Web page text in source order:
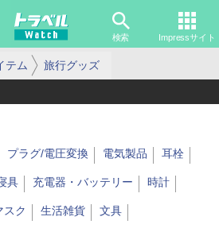
検索 Impressサイト
テム 旅行グッズ
プラグ/電圧変換 電気製品 耳栓
具 充電器・バッテリー 時計
スク 生活雑貨 文具